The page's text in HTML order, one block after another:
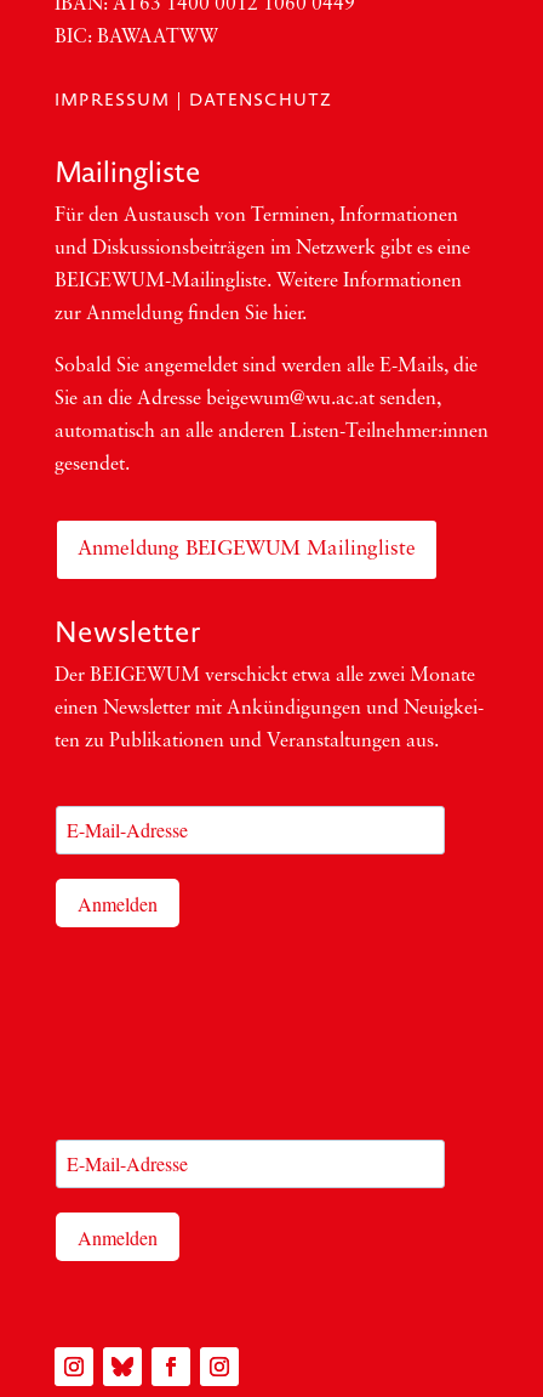
IBAN: AT63 1400 0012 1060 0449
BIC: BAWAATWW
IMPRESSUM | DATENSCHUTZ
Mai­ling­lis­te
Für den Aus­tausch von Ter­mi­nen, Infor­ma­tio­nen
und Dis­kus­si­ons­bei­trä­gen im Netzwerk gibt es eine
BEI­GEWUM-Mai­ling­lis­te. Wei­te­re Infor­ma­tio­nen
zur Anmel­dung fin­den Sie hier.
Sobald Sie ange­mel­det sind wer­den alle E-Mails, die
Sie an die Adres­se beigewum@wu.ac.at sen­den,
auto­ma­tisch an alle ande­ren Lis­ten-Teil­neh­me­r:in­nen
gesendet.
Anmeldung BEIGEWUM Mailingliste
Newsletter
Der BEIGEWUM ver­schickt etwa alle zwei Mona­te
einen News­let­ter mit Ankün­di­gun­gen und Neu­ig­kei­
ten zu Publi­ka­tio­nen und Ver­an­stal­tun­gen aus.